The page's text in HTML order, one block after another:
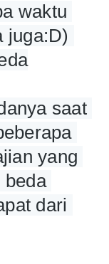
waktu
juga:D)
saat
yang
beda
dari